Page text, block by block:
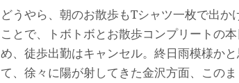
どうやら、朝のお散歩もTシャツ一枚で出
ことで、トボトボとお散歩コンプリートの
め、徒歩出勤はキャンセル。終日雨模様か
て、徐々に陽が射してきた金沢方面、この